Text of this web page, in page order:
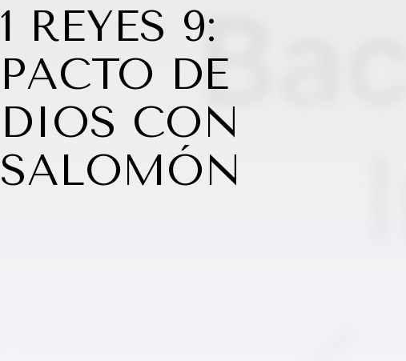
1 REYES 9:
PACTO DE
DIOS CON
SALOMÓN